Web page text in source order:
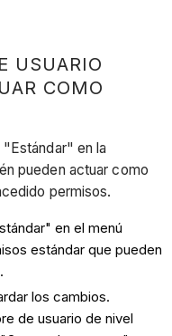
USUARIO
COMO
en la
pueden actuar como
permisos.
en el menú
estándar que pueden
los cambios.
de usuario de nivel